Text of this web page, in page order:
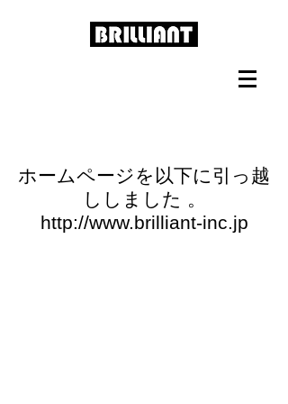
ホームページを以下に引っ越
ししました 。
http://www.brilliant-inc.jp